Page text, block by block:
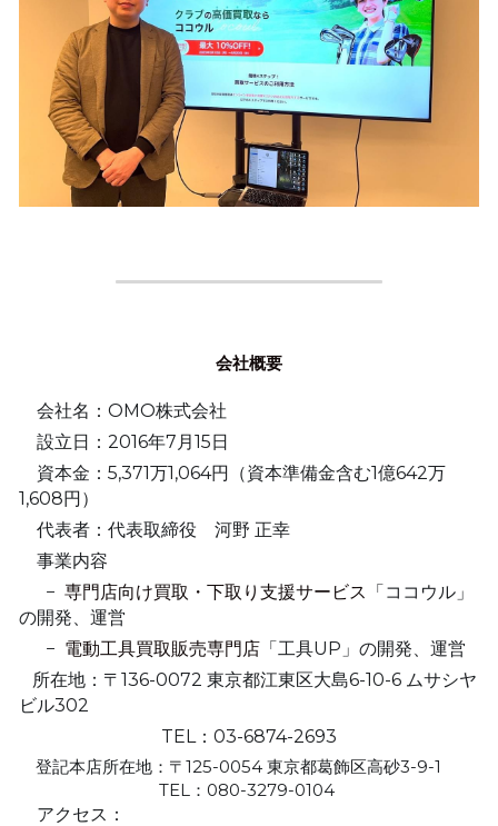
会社概要
会社名：OMO株式会社
設立日：2016年7月15日
資本金：5,371万1,064円（資本準備金含む1億642万
1,608円）
代表者：代表取締役　河野 正幸
事業内容
      −
専門店向け買取・下取り支援サービス 「ココウル」
の開発、運営
− 電動工具買取販売専門店「工具UP」の開発、運営
ビル302
TEL：03-6874-2693
登記本店所在地：〒125-0054 東京都葛飾区高砂3-9-1
TEL：080-3279-0104
    アクセス：